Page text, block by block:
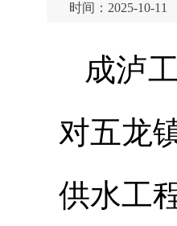
时间：2025-10-11
成泸
对五龙
供水工